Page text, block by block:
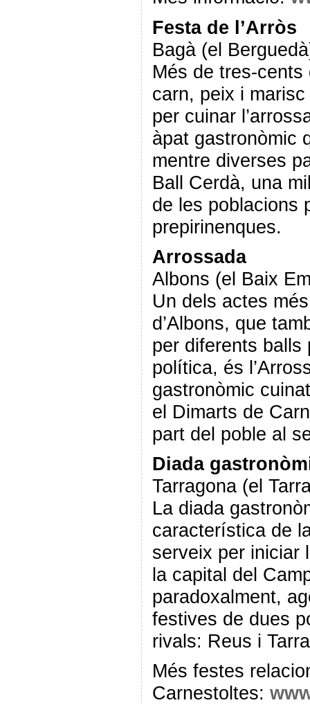
Festa de l’Arròs
Bagà (el
Més de tres-cents
carn, peix i
per cuinar
àpat gastronòmic
mentre diverses
Ball Cerdà, una
de les poblacions
prepirinenques.
Arrossada
Albons (el Baix
Un dels actes
d’Albons, que
per diferents balls
política, és
gastronòmic
el Dimarts de
part del poble al
Diada
Tarragona (el
La diada
característica de
serveix per iniciar
la capital del
paradoxalment,
festives de dues
rivals: Reus i
Més festes
Carnestoltes: